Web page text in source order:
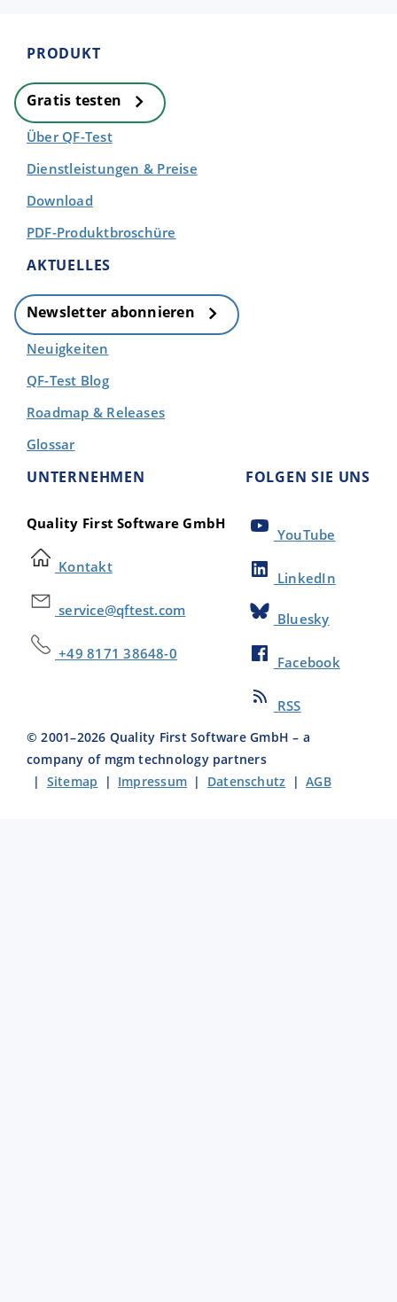
PRODUKT
Gratis testen
Über QF-Test
Dienstleistungen & Preise
Download
PDF-Produktbroschüre
AKTUELLES
Newsletter abonnieren
Neuigkeiten
QF-Test Blog
Roadmap & Releases
Glossar
UNTERNEHMEN
Quality First Software GmbH
Kontakt
service@qftest.com
+49 8171 38648-0
FOLGEN SIE UNS
YouTube
LinkedIn
Bluesky
Facebook
RSS
© 2001–2026 Quality First Software GmbH – a
company of mgm technology partners
| Sitemap | Impressum | Datenschutz |AGB